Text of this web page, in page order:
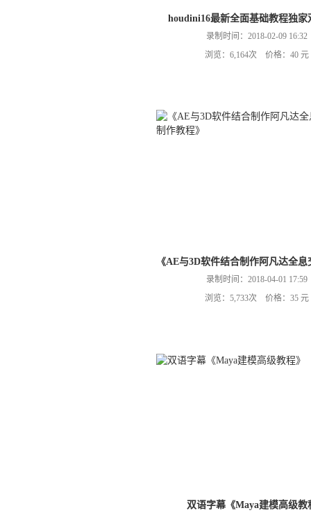
houdini16最新全面基础教程独家
录制时间：2018-02-09 16:32
浏览：6,164次 价格：40 元
《AE与3D软件结合制作阿凡达全
录制时间：2018-04-01 17:59
浏览：5,733次 价格：35 元
双语字幕《Maya建模高级教